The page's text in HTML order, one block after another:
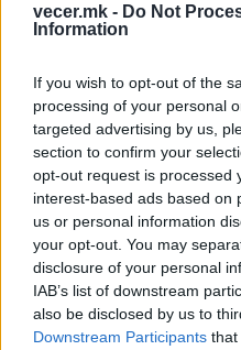
vecer.mk - Do Not
Information
If you wish to opt-out of the
processing of your personal
targeted advertising by us,
section to confirm your
opt-out request is processed
interest-based ads based on
us or personal information
your opt-out. You may
disclosure of your personal
IAB’s list of downstream
also be disclosed by us to
Downstream Participants that
Ахмети
ЗА
УЧК...
ТЕЖОК